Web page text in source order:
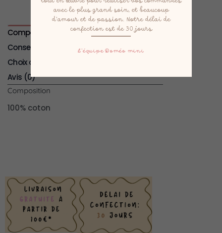
Composition
Conseil d'entretien
Choix de la taille
Avis (0)
Composition
100% coton
avec le plus grand soin, et beaucoup
d’amour et de passion. Notre délai de
confection est de 30 jours
L’équipe Doméo mini